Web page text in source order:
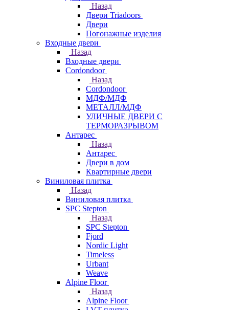
Назад
Двери Triadoors
Двери
Погонажные изделия
Входные двери
Назад
Входные двери
Cordondoor
Назад
Cordondoor
МДФ/МДФ
МЕТАЛЛ/МДФ
УЛИЧНЫЕ ДВЕРИ С
ТЕРМОРАЗРЫВОМ
Антарес
Назад
Антарес
Двери в дом
Квартирные двери
Виниловая плитка
Назад
Виниловая плитка
SPC Stepton
Назад
SPC Stepton
Fjord
Nordic Light
Timeless
Urbant
Weave
Alpine Floor
Назад
Alpine Floor